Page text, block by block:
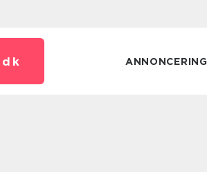
dk ANNONCERING